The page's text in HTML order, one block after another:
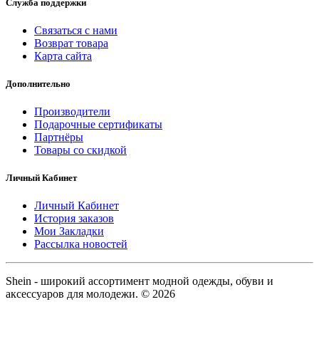
Служба поддержки
Связаться с нами
Возврат товара
Карта сайта
Дополнительно
Производители
Подарочные сертификаты
Партнёры
Товары со скидкой
Личный Кабинет
Личный Кабинет
История заказов
Мои Закладки
Рассылка новостей
Shein - широкий ассортимент модной одежды, обуви и
аксессуаров для молодежи. © 2026